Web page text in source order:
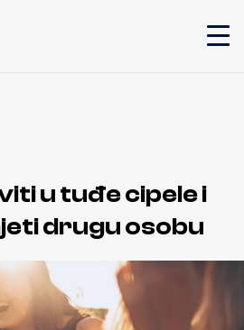
u tuđe cipele i
drugu osobu